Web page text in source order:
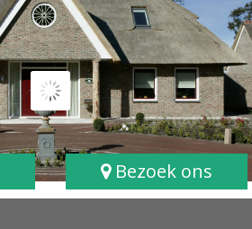
Bezoek ons